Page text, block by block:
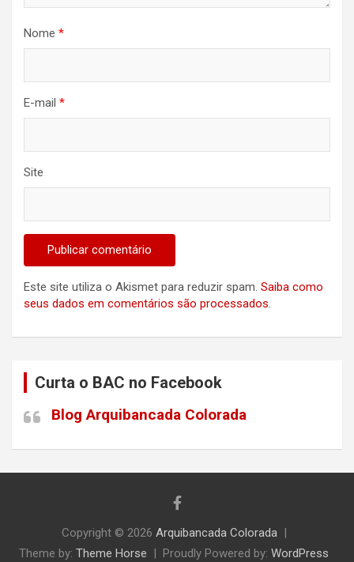
Nome *
E-mail *
Site
Este site utiliza o Akismet para reduzir spam. Saiba como
seus dados em comentários são processados.
Curta o BAC no Facebook
Blog Arquibancada Colorada
Copyright © 2026 Arquibancada Colorada
Theme by: Theme Horse Proudly Powered by: WordPress